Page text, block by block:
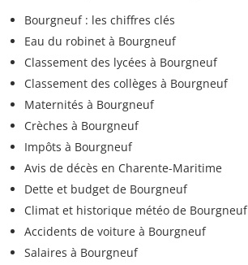
Bourgneuf : les chiffres clés
Eau du robinet à Bourgneuf
Classement des lycées à Bourgneuf
Classement des collèges à Bourgneuf
Maternités à Bourgneuf
Crèches à Bourgneuf
Impôts à Bourgneuf
Avis de décès en Charente-Maritime
Dette et budget de Bourgneuf
Climat et historique météo de Bourgneuf
Accidents de voiture à Bourgneuf
Salaires à Bourgneuf